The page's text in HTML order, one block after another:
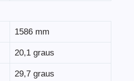
1586 mm
20,1 graus
29,7 graus